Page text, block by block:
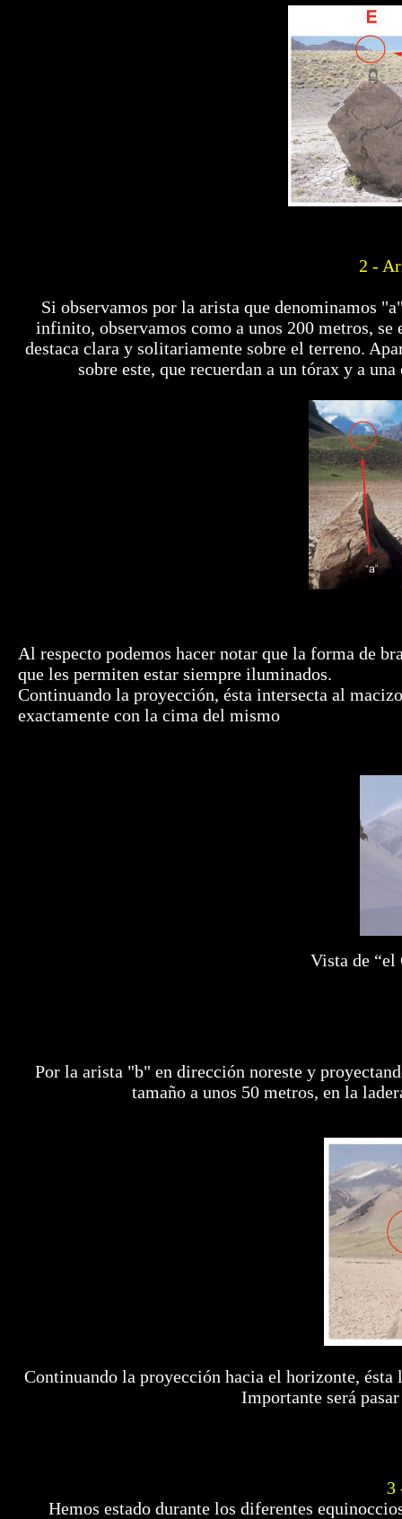
2 -
Si observamos por la arista que denominamos
infinito, observamos como a unos 200 metros, se
destaca clara y solitariamente sobre el terreno.
sobre este, que recuerdan a un tórax y a
Al respecto podemos hacer notar que la forma de
que les permiten estar siempre iluminados.
Continuando la proyección, ésta intersecta al
exactamente con la cima del mismo
Vista de “el
Por la arista "b" en dirección noreste y
tamaño a unos 50 metros, en la
Continuando la proyección hacia el horizonte,
Importante será
3
Hemos estado durante los diferentes